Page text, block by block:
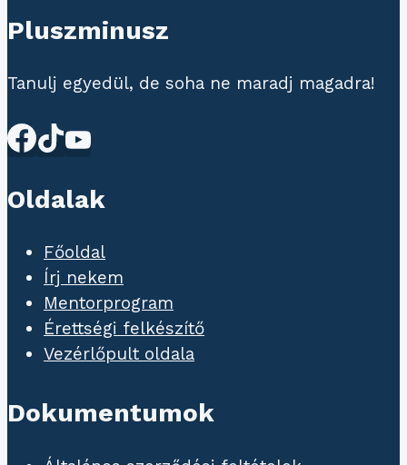
Pluszminusz
Tanulj egyedül, de soha ne maradj magadra!
Oldalak
Főoldal
Írj nekem
Mentorprogram
Érettségi felkészítő
Vezérlőpult oldala
Dokumentumok